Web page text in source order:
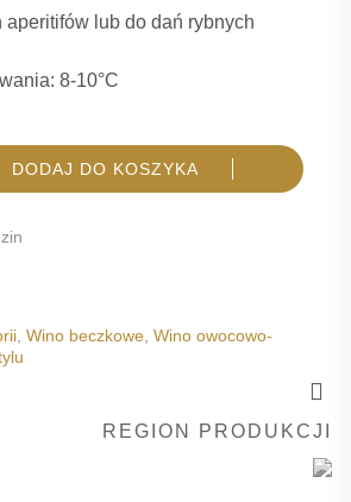
aperitifów lub do dań rybnych
8-10°C
DODAJ DO KOSZYKA
Wino beczkowe Wino owocowo-
REGION PRODUKCJI